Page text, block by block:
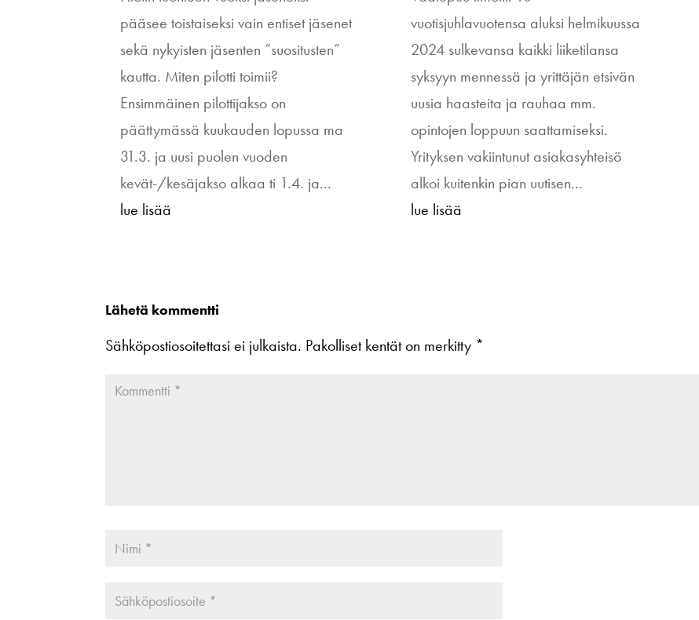
pääsee toistaiseksi vain entiset jäsenet
sekä nykyisten jäsenten ”suositusten”
kautta. Miten pilotti toimii?
Ensimmäinen pilottijakso on
päättymässä kuukauden lopussa ma
31.3. ja uusi puolen vuoden
kevät-/kesäjakso alkaa ti 1.4. ja...
lue lisää
vuotisjuhlavuotensa aluksi helmikuussa
2024 sulkevansa kaikki liiketilansa
syksyyn mennessä ja yrittäjän etsivän
uusia haasteita ja rauhaa mm.
opintojen loppuun saattamiseksi.
Yrityksen vakiintunut asiakasyhteisö
alkoi kuitenkin pian uutisen...
lue lisää
Lähetä kommentti
Sähköpostiosoitettasi ei julkaista. Pakolliset kentät on merkitty *